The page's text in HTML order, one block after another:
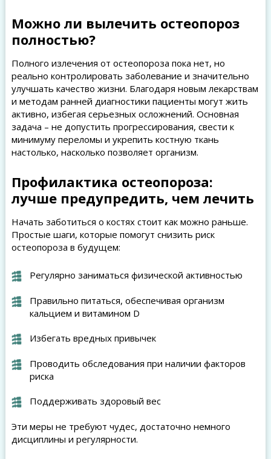
Можно ли вылечить остеопороз
полностью?
Полного излечения от остеопороза пока нет, но
реально контролировать заболевание и значительно
улучшать качество жизни. Благодаря новым лекарствам
и методам ранней диагностики пациенты могут жить
активно, избегая серьезных осложнений. Основная
задача – не допустить прогрессирования, свести к
минимуму переломы и укрепить костную ткань
настолько, насколько позволяет организм.
Профилактика остеопороза:
лучше предупредить, чем лечить
Начать заботиться о костях стоит как можно раньше.
Простые шаги, которые помогут снизить риск
остеопороза в будущем:
Регулярно заниматься физической активностью
Правильно питаться, обеспечивая организм
кальцием и витамином D
Избегать вредных привычек
Проводить обследования при наличии факторов
риска
Поддерживать здоровый вес
Эти меры не требуют чудес, достаточно немного
дисциплины и регулярности.